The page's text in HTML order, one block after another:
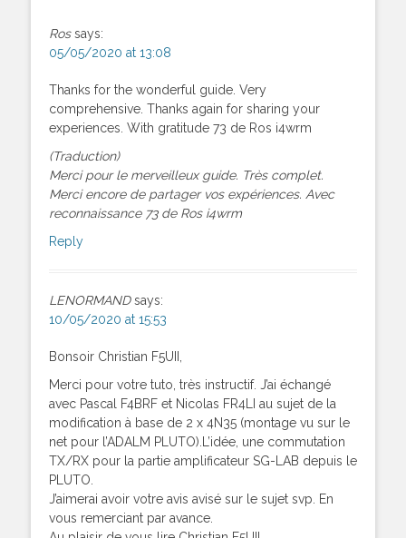
Ros says:
05/05/2020 at 13:08
Thanks for the wonderful guide. Very
comprehensive. Thanks again for sharing your
experiences. With gratitude 73 de Ros i4wrm
(Traduction)
Merci pour le merveilleux guide. Très complet.
Merci encore de partager vos expériences. Avec
reconnaissance 73 de Ros i4wrm
Reply
LENORMAND says:
10/05/2020 at 15:53
Bonsoir Christian F5UII,
Merci pour votre tuto, très instructif. J’ai échangé
avec Pascal F4BRF et Nicolas FR4LI au sujet de la
modification à base de 2 x 4N35 (montage vu sur le
net pour l’ADALM PLUTO).L’idée, une commutation
TX/RX pour la partie amplificateur SG-LAB depuis le
PLUTO.
J’aimerai avoir votre avis avisé sur le sujet svp. En
vous remerciant par avance.